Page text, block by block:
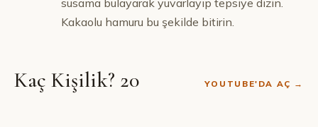
susama bulayarak yuvarlayıp tepsiye dizin.
Kakaolu hamuru bu şekilde bitirin.
Kaç Kişilik? 20 YOUTUBE'DA AÇ →
YOUTUBE
Gözler